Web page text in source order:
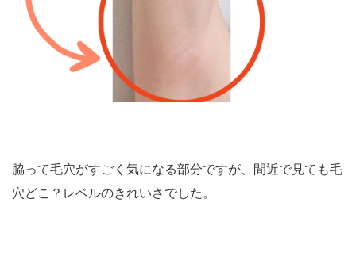
脇って毛穴がすごく気になる部分ですが、間近で見ても毛
穴どこ？レベルのきれいさでした。